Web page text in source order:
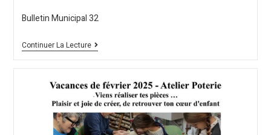
Bulletin Municipal 32
Continuer La Lecture